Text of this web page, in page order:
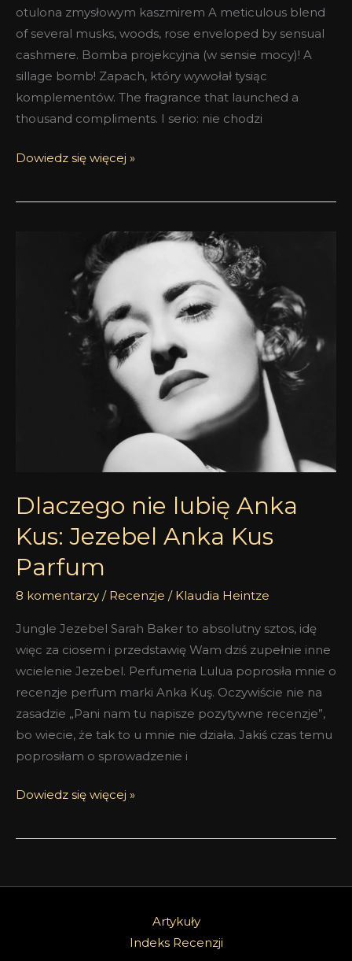
otulona zmysłowym kaszmirem A meticulous blend
of several musks, woods, rose enveloped by sensual
cashmere. Bomba projekcyjna (w sensie mocy)! A
sillage bomb! Zapach, który wywołał tysiąc
komplementów. The fragrance that launched a
thousand compliments. I serio: nie chodzi
Dowiedz się więcej »
Dlaczego nie lubię Anka
Kus: Jezebel Anka Kus
Parfum
8 komentarzy / Recenzje / Klaudia Heintze
Jungle Jezebel Sarah Baker to absolutny sztos, idę
więc za ciosem i przedstawię Wam dziś zupełnie inne
wcielenie Jezebel. Perfumeria Lulua poprosiła mnie o
recenzje perfum marki Anka Kuş. Oczywiście nie na
zasadzie „Pani nam tu napisze pozytywne recenzje”,
bo wiecie, że tak to u mnie nie działa. Jakiś czas temu
poprosiłam o sprowadzenie i
Dowiedz się więcej »
Artykuły
Indeks Recenzji